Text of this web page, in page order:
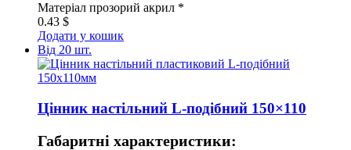
Матеріал прозорий акрил *
0.43 $
Додати у кошик
Від 20 шт.
Цінник настільний L-подібний 150×110
Габаритні характеристики: